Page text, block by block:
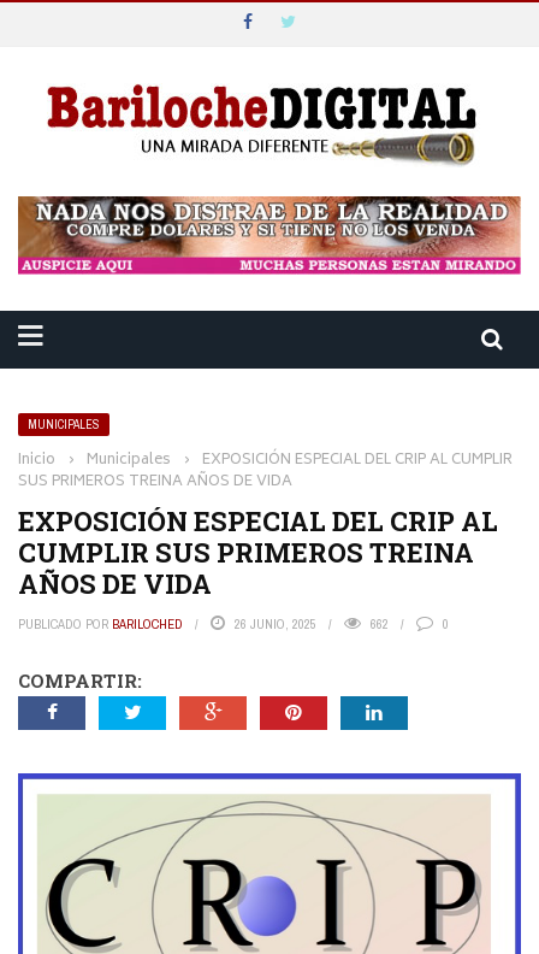
MUNICIPALES
Inicio › Municipales › EXPOSICIÓN ESPECIAL DEL CRIP AL CUMPLIR
SUS PRIMEROS TREINA AÑOS DE VIDA
EXPOSICIÓN ESPECIAL DEL CRIP AL
CUMPLIR SUS PRIMEROS TREINA
AÑOS DE VIDA
PUBLICADO POR BARILOCHED 26 JUNIO, 2025 662 0
COMPARTIR: